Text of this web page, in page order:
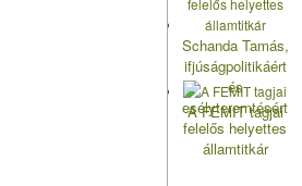
Schanda Tamás,
ifjúságpolitikáért
és
esélyteremtésért
felelős helyettes
államtitkár
A FEMIT tagjai